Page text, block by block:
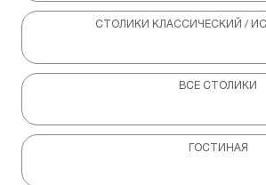
СТОЛИКИ КЛАССИЧЕСКИЙ /
ВСЕ СТОЛИКИ
ГОСТИНАЯ